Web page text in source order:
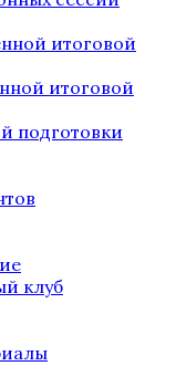
итоговой
итоговой
подготовки
клуб